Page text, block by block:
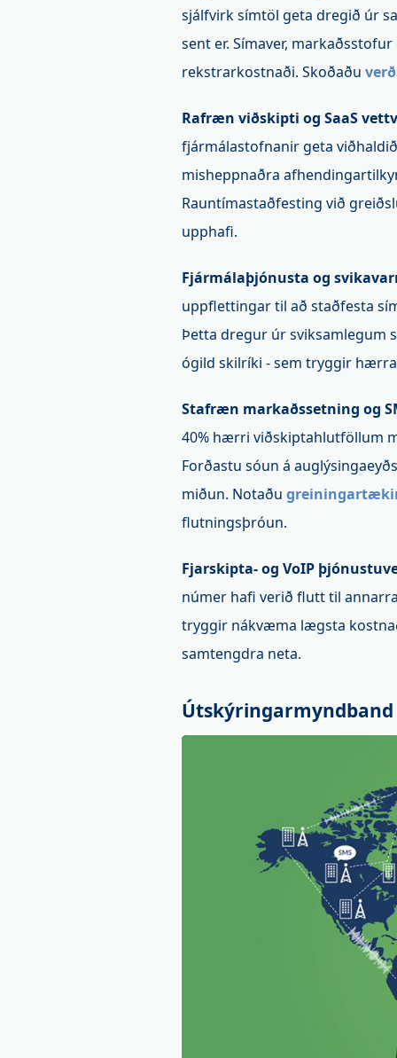
sjálfvirk símtöl geta dregið úr
sent er. Símaver,
rekstrarkostnaði. Skoðaðu
Rafræn viðskipti og SaaS
fjármálastofnanir geta
misheppnaðra
Rauntímastaðfesting við
upphafi.
Fjármálaþjónusta og
uppflettingar til að staðfesta
Þetta dregur úr sviksamlegum
ógild skilríki - sem tryggir
Stafræn markaðssetning og
40% hærri viðskiptahlutföllum
Forðastu sóun á
miðun. Notaðu
flutningsþróun.
Fjarskipta- og VoIP
númer hafi verið flutt til
tryggir nákvæma lægsta
samtengdra neta.
Útskýringarmyndband